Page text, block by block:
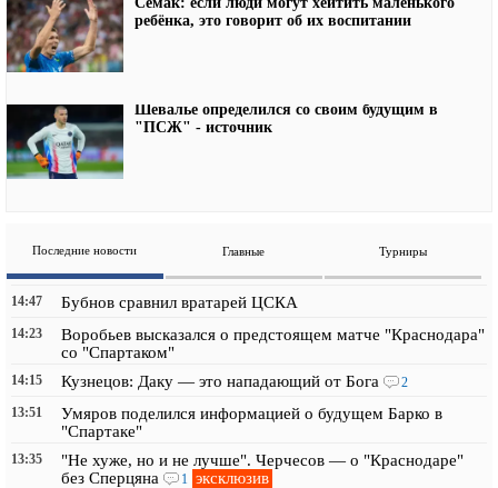
ребёнка, это говорит об их воспитании
Шевалье определился со своим будущим в
"ПСЖ" - источник
Последние новости Главные Турниры
14:47 Бубнов сравнил вратарей ЦСКА
14:23
Воробьев высказался о предстоящем матче "Краснодара"
со "Спартаком"
14:15 Кузнецов: Даку — это нападающий от Бога
2
13:51
Умяров поделился информацией о будущем Барко в
"Спартаке"
13:35
"Не хуже, но и не лучше". Черчесов — о "Краснодаре"
без Сперцяна
1 эксклюзив